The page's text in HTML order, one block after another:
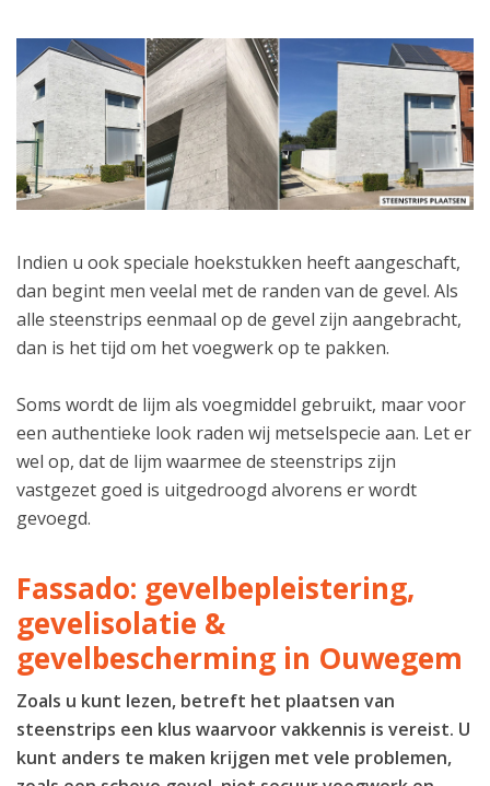
Indien u ook speciale hoekstukken heeft aangeschaft,
dan begint men veelal met de randen van de gevel. Als
alle steenstrips eenmaal op de gevel zijn aangebracht,
dan is het tijd om het voegwerk op te pakken.
Soms wordt de lijm als voegmiddel gebruikt, maar voor
een authentieke look raden wij metselspecie aan. Let er
wel op, dat de lijm waarmee de steenstrips zijn
vastgezet goed is uitgedroogd alvorens er wordt
gevoegd.
Fassado: gevelbepleistering,
gevelisolatie &
gevelbescherming in Ouwegem
Zoals u kunt lezen, betreft het plaatsen van
steenstrips een klus waarvoor vakkennis is vereist. U
kunt anders te maken krijgen met vele problemen,